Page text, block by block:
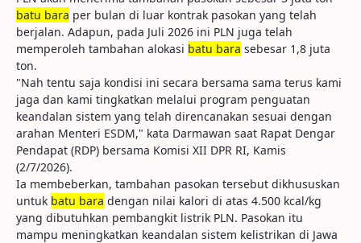
batu bara per bulan di luar kontrak pasokan yang telah
berjalan. Adapun, pada Juli 2026 ini PLN juga telah
memperoleh tambahan alokasi batu bara sebesar 1,8 juta
ton.
"Nah tentu saja kondisi ini secara bersama sama terus kami
jaga dan kami tingkatkan melalui program penguatan
keandalan sistem yang telah direncanakan sesuai dengan
arahan Menteri ESDM," kata Darmawan saat Rapat Dengar
Pendapat (RDP) bersama Komisi XII DPR RI, Kamis
(2/7/2026).
Ia membeberkan, tambahan pasokan tersebut dikhususkan
untuk batu bara dengan nilai kalori di atas 4.500 kcal/kg
yang dibutuhkan pembangkit listrik PLN. Pasokan itu
mampu meningkatkan keandalan sistem kelistrikan di Jawa